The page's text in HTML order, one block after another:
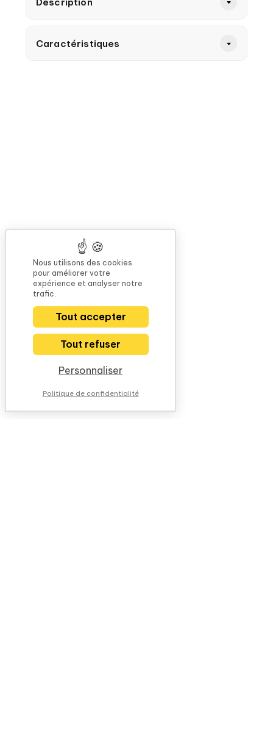
Caractéristiques
Nous utilisons des cookies
pour améliorer votre
expérience et analyser notre
trafic.
Tout accepter
Tout refuser
Personnaliser
Politique de confidentialité